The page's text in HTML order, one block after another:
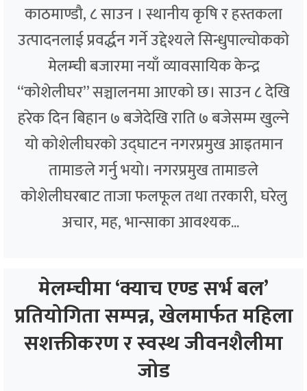
काठमाण्डौ, ८ साउन । स्थानीय कृषि र हस्तकला
उत्पादनलाई प्रवर्द्धन गर्ने उद्देश्यले सिन्धुपाल्चोकको
मेलम्ची बजारमा नयाँ व्यावसायिक केन्द्र
“कोशेलीघर” सञ्चालनमा आएको छ। साउन ८ देखि
हरेक दिन बिहान ७ बजेदेखि राति ७ बजेसम्म खुल्ने
यो कोशेलीघरको उद्घाटन नगरप्रमुख आइतमान
तामाङले गर्नु भयो। नगरप्रमुख तामाङले
कोशेलीघरबाट ताजा फलफूल तथा तरकारी, घरेलु
अचार, मह, भान्साका आवश्यक...
मेलम्चीमा ‘क्याच एण्ड सर्भ बल’
प्रतियोगिता सम्पन्न, खेलमार्फत महिला
सशक्तीकरण र स्वस्थ जीवनशैलीमा
जोड